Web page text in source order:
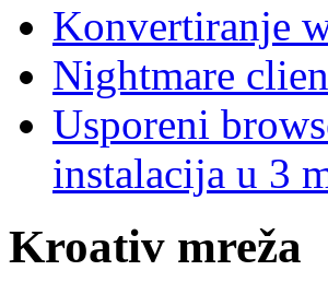
Konvertiranje
Nightmare
Usporeni
instalacija u 3
Kroativ mreža